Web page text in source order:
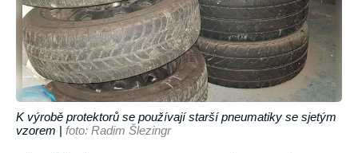
K výrobě protektorů se používají starší pneumatiky se sjetým
vzorem | foto: Radim Šlezingr